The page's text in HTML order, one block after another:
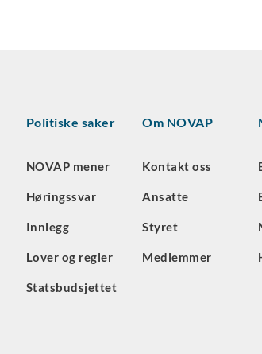
Politiske saker
NOVAP mener
Høringssvar
Innlegg
Lover og regler
Statsbudsjettet
Om NOVAP
Kontakt oss
Ansatte
Styret
Medlemmer